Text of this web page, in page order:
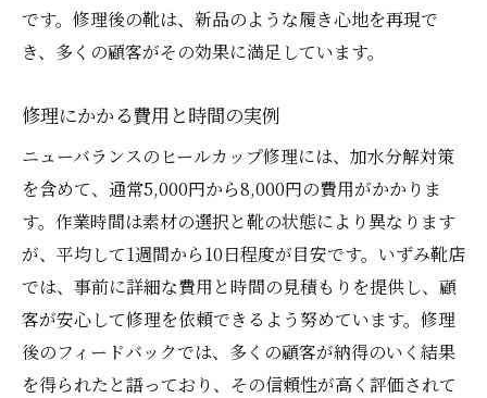
です。修理後の靴は、新品のような履き心地を再現で
き、多くの顧客がその効果に満足しています。
修理にかかる費用と時間の実例
ニューバランスのヒールカップ修理には、加水分解対策
を含めて、通常5,000円から8,000円の費用がかかりま
す。作業時間は素材の選択と靴の状態により異なります
が、平均して1週間から10日程度が目安です。いずみ靴店
では、事前に詳細な費用と時間の見積もりを提供し、顧
客が安心して修理を依頼できるよう努めています。修理
後のフィードバックでは、多くの顧客が納得のいく結果
を得られたと語っており、その信頼性が高く評価されて